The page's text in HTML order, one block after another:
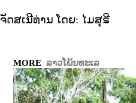
ຈັດສເນີທ່ານ ໂດຍ: ໄມສຸຣີ
MORE ລາວໂພ້ນທະເລ